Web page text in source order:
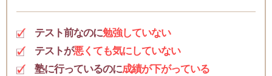
テスト前なのに勉強していない
テストが悪くても気にしていない
塾に行っているのに成績が下がっている